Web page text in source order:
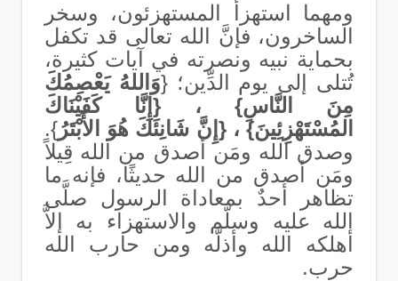
ومهما استهزأ المستهزئون، وسخر
الساخرون، فإنَّ الله تعالى قد تكفل
بحماية نبيه ونصرته في آيات كثيرة،
تُتلى إلى يوم الدِّين؛ {وَاللهُ يَعْصِمُكَ
مِنَ النَّاسِ} ، {إِنَّا كَفَيْنَاكَ
المُسْتَهْزِئِينَ} ، {إِنَّ شَانِئَكَ هُوَ الأَبْتَرُ}.
وصدق الله ومَن أصدق من الله قِيلاً
ومَن أصدق من الله حديثًا، فإنه ما
تظاهر أحدٌ بمعاداة الرسول صلَّى
الله عليه وسلَّم والاستهزاء به إلاَّ
أهلكه الله وأذلَّه ومن حارب الله
حرب.